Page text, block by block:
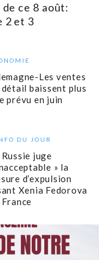
ce 8 août:
2 et 3
Les ventes
détail baissent plus
prévu en juin
DU JOUR
Russie juge
» la
d’expulsion
Xenia Fedorova
France